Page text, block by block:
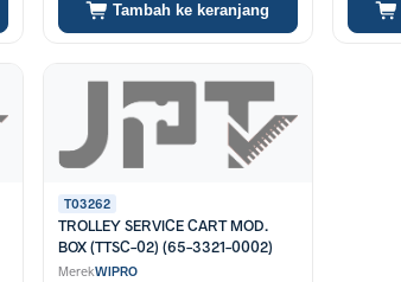
Tambah ke keranjang
T03262
TROLLEY SERVICE CART MOD.
BOX (TTSC-02) (65-3321-0002)
MerekWIPRO